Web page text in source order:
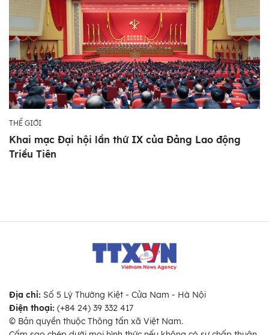
THẾ GIỚI
Khai mạc Đại hội lần thứ IX của Đảng Lao động
Triều Tiên
Địa chỉ: Số 5 Lý Thường Kiệt - Cửa Nam - Hà Nội
Điện thoại: (+84 24) 39 332 417
© Bản quyền thuộc Thông tấn xã Việt Nam.